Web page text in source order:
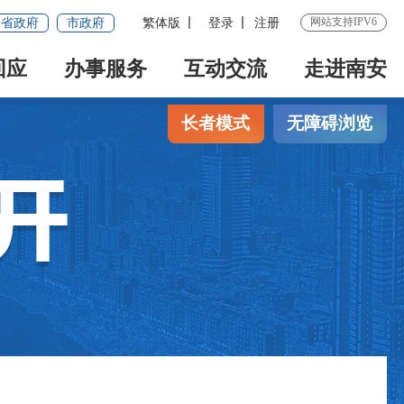
省政府 市政府 繁体版 登录 注册 网站支持IPV6
应 办事服务 互动交流 走进南安
长者模式 无障碍浏览